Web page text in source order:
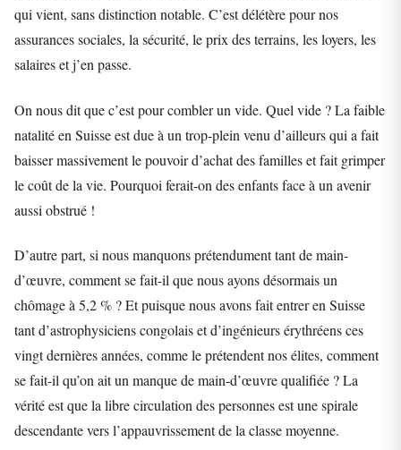
qui vient, sans distinction notable. C’est délétère pour nos
assurances sociales, la sécurité, le prix des terrains, les loyers, les
salaires et j’en passe.
On nous dit que c’est pour combler un vide. Quel vide ? La faible
natalité en Suisse est due à un trop-plein venu d’ailleurs qui a fait
baisser massivement le pouvoir d’achat des familles et fait grimper
le coût de la vie. Pourquoi ferait-on des enfants face à un avenir
aussi obstrué !
D’autre part, si nous manquons prétendument tant de main-
d’œuvre, comment se fait-il que nous ayons désormais un
chômage à 5,2 % ? Et puisque nous avons fait entrer en Suisse
tant d’astrophysiciens congolais et d’ingénieurs érythréens ces
vingt dernières années, comme le prétendent nos élites, comment
se fait-il qu’on ait un manque de main-d’œuvre qualifiée ? La
vérité est que la libre circulation des personnes est une spirale
descendante vers l’appauvrissement de la classe moyenne.